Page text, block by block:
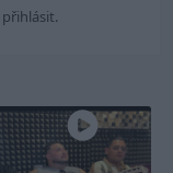
přihlásit.